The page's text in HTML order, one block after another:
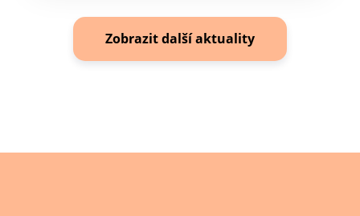
Zobrazit další aktuality